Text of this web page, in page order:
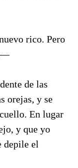
rico. Pero
de las
orejas, y se
En lugar
y que yo
depile el